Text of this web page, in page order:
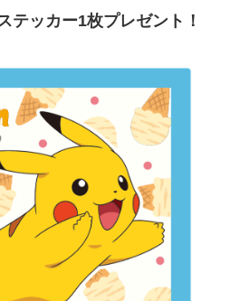
テッカー1枚プレゼント！